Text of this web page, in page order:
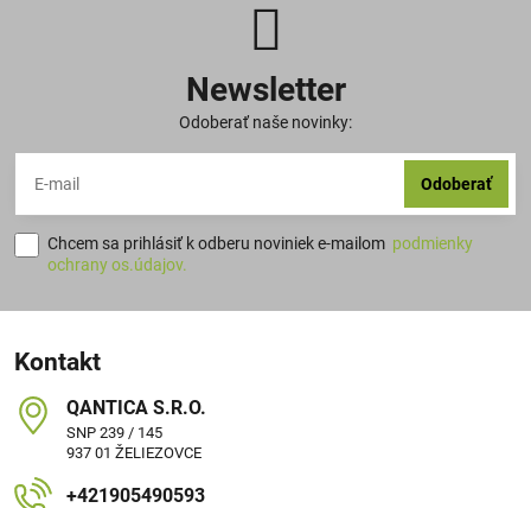
Newsletter
Odoberať naše novinky:
Odoberať
Chcem sa prihlásiť k odberu noviniek e-mailom podmienky
ochrany os.údajov.
Kontakt
QANTICA S​.R​.O​.
SNP 239 / 145
937 01 ŽELIEZOVCE
+421905490593